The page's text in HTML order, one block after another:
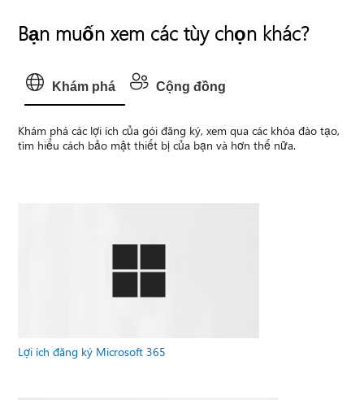
Bạn muốn xem các tùy chọn khác?
Khám phá Cộng đồng
Khám phá các lợi ích của gói đăng ký, xem qua các khóa đào tạo,
tìm hiểu cách bảo mật thiết bị của bạn và hơn thế nữa.
Lợi ích đăng ký Microsoft 365